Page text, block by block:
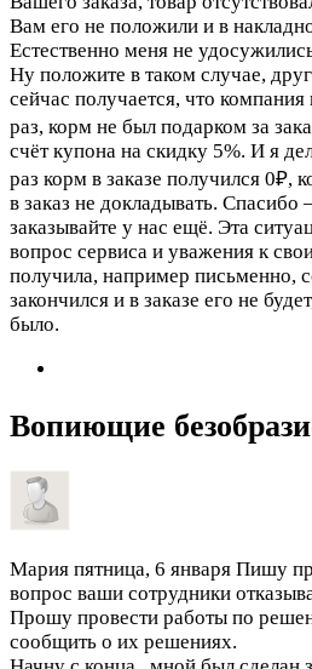
Вам его не положили и в
Естественно меня не
Ну положите в таком случае,
сейчас получается, что
раз, корм не был подарком за
счёт купона на скидку 5%. И я
раз корм в заказе получился 0₽,
в заказ не докладывать. Спасибо
заказывайте у нас ещё. Эта
вопрос сервиса и уважения к
получила, например письменно,
закончился и в заказе его не
было.
Вопиющие
Мария пятница, 6 января Пишу
вопрос ваши сотрудники
Прошу провести работы по
сообщить о их решениях.